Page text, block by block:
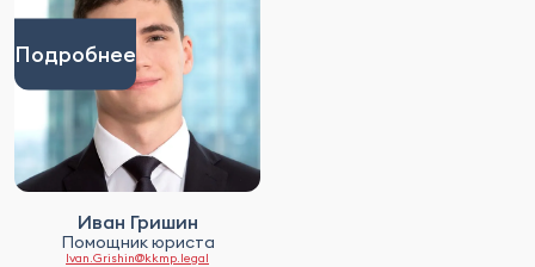
Подробнее
Иван Гришин
Помощник юриста
Ivan.Grishin@kkmp.legal